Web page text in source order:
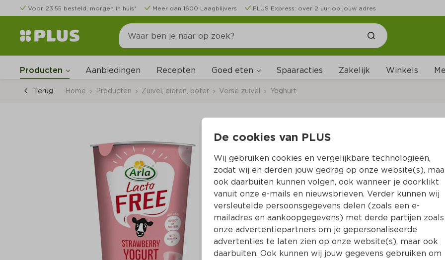
Voor 23:55 besteld, morgen in huis* Meer dan 1600 Laagblijvers PLUS Express: over 2 uur op jouw adres
Producten Aanbiedingen Recepten Goed eten Spaaracties Zakelijk Winkels
Terug Home Producten Zuivel, eieren, boter Verse zuivel Yoghurt
Arla Lactofree
Per Kuipje 400 g
Product niet beschikbaar bij jouw PLUS.
De cookies van PLUS
Wij gebruiken cookies en vergelijkbare technologieën,
zodat wij en derden jouw gedrag op onze website(s),
ook daarbuiten kunnen volgen, ook wanneer je doorklikt
vanuit onze e-mails en nieuwsbrieven. Verder kunnen wij
versleutelde persoonsgegevens delen (zoals een e-
mailadres en aankoopgegevens) met derde partijen zoals
onze advertentiepartners om je gepersonaliseerde
advertenties te laten zien op onze website(s), maar ook
daarbuiten. Ook kunnen wij jouw gegevens gebruiken om